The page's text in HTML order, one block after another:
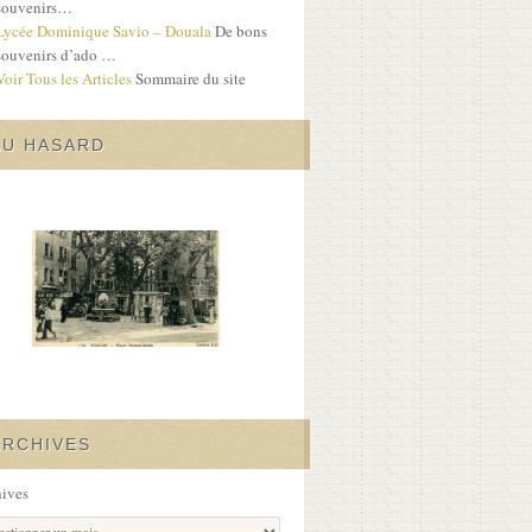
Dominique Savio – DoualaDe bons
d’ado …
Tous les ArticlesSommaire du site
HASARD